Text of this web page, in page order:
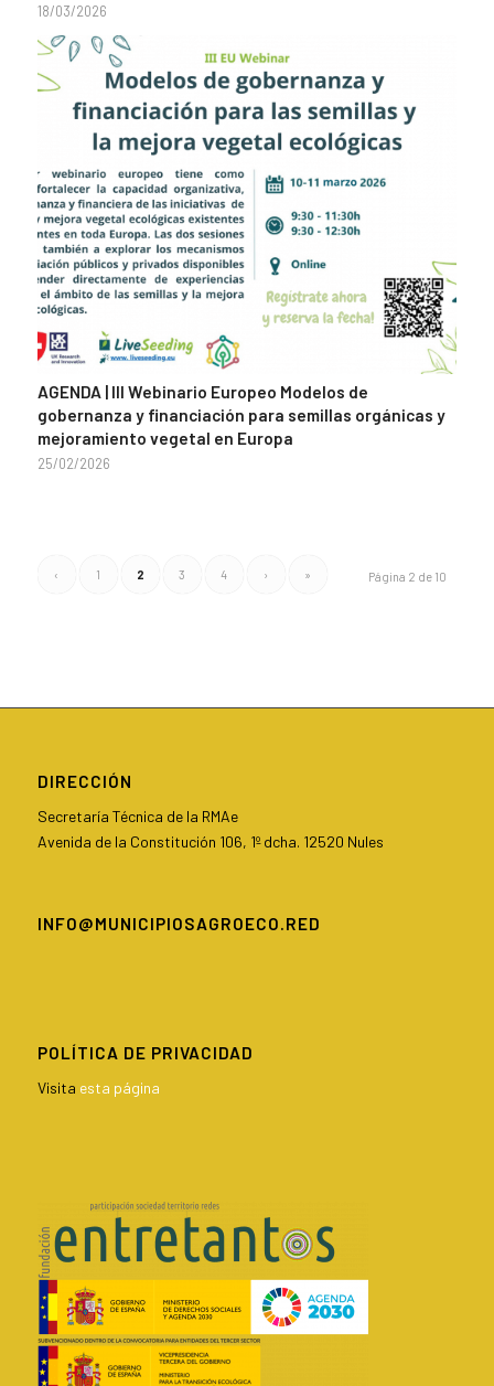
18/03/2026
AGENDA | III Webinario Europeo Modelos de
gobernanza y financiación para semillas orgánicas y
mejoramiento vegetal en Europa
25/02/2026
Página 2 de 10
‹ 1 2 3 4 › »
DIRECCIÓN
Secretaría Técnica de la RMAe
Avenida de la Constitución 106, 1º dcha. 12520 Nules
INFO@MUNICIPIOSAGROECO.RED
POLÍTICA DE PRIVACIDAD
Visita esta página